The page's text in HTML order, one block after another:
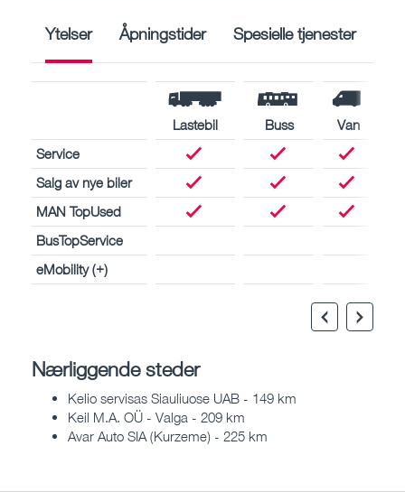
Ytelser Åpningstider Spesielle tjenester
Lastebil Buss
Van
Service
Salg av nye biler
MAN TopUsed
BusTopService
eMobility (+)
Nærliggende steder
Kelio servisas Siauliuose UAB - 149 km
Keil M.A. OÜ - Valga - 209 km
Avar Auto SIA (Kurzeme) - 225 km